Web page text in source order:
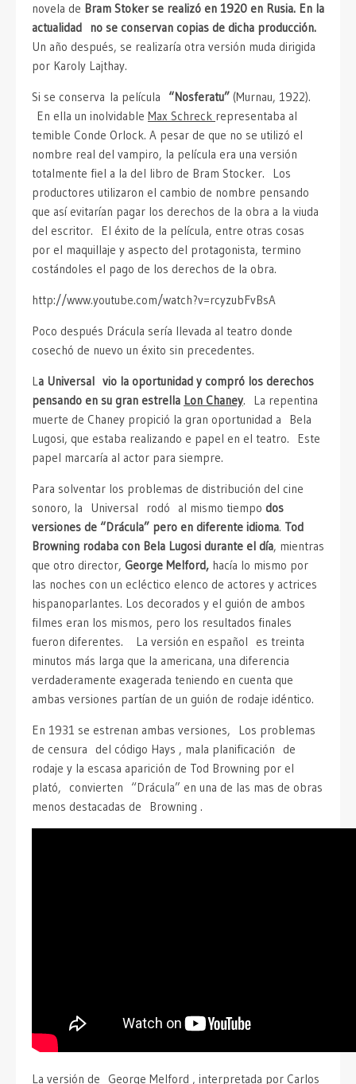
novela de Bram Stoker se realizó en 1920 en Rusia. En la
actualidad no se conservan copias de dicha producción.
Un año después, se realizaría otra versión muda dirigida
por Karoly Lajthay.
Si se conserva la película “Nosferatu” (Murnau, 1922).
En ella un inolvidable Max Schreck representaba al
temible Conde Orlock. A pesar de que no se utilizó el
nombre real del vampiro, la película era una versión
totalmente fiel a la del libro de Bram Stocker. Los
productores utilizaron el cambio de nombre pensando
que así evitarían pagar los derechos de la obra a la viuda
del escritor. El éxito de la película, entre otras cosas
por el maquillaje y aspecto del protagonista, termino
costándoles el pago de los derechos de la obra.
http://www.youtube.com/watch?v=rcyzubFvBsA
Poco después Drácula sería llevada al teatro donde
cosechó de nuevo un éxito sin precedentes.
La Universal vio la oportunidad y compró los derechos
pensando en su gran estrella Lon Chaney. La repentina
muerte de Chaney propició la gran oportunidad a Bela
Lugosi, que estaba realizando e papel en el teatro. Este
papel marcaría al actor para siempre.
Para solventar los problemas de distribución del cine
sonoro, la Universal rodó al mismo tiempo dos
versiones de “Drácula” pero en diferente idioma. Tod
Browning rodaba con Bela Lugosi durante el día, mientras
que otro director, George Melford, hacía lo mismo por
las noches con un ecléctico elenco de actores y actrices
hispanoparlantes. Los decorados y el guión de ambos
filmes eran los mismos, pero los resultados finales
fueron diferentes. La versión en español es treinta
minutos más larga que la americana, una diferencia
verdaderamente exagerada teniendo en cuenta que
ambas versiones partían de un guión de rodaje idéntico.
En 1931 se estrenan ambas versiones, Los problemas
de censura del código Hays , mala planificación de
rodaje y la escasa aparición de Tod Browning por el
plató, convierten “Drácula” en una de las mas de obras
menos destacadas de Browning .
La versión de George Melford , interpretada por Carlos